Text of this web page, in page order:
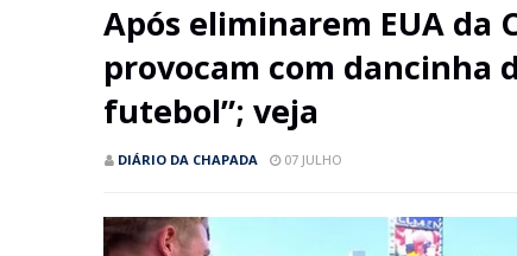
Após eliminarem EUA da
provocam com dancinha
futebol”; veja
DIÁRIO DA CHAPADA 07 JULHO